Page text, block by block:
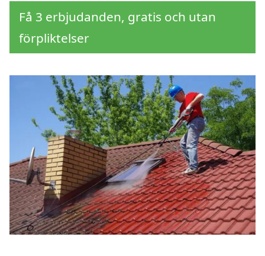
Få 3 erbjudanden, gratis och utan
förpliktelser